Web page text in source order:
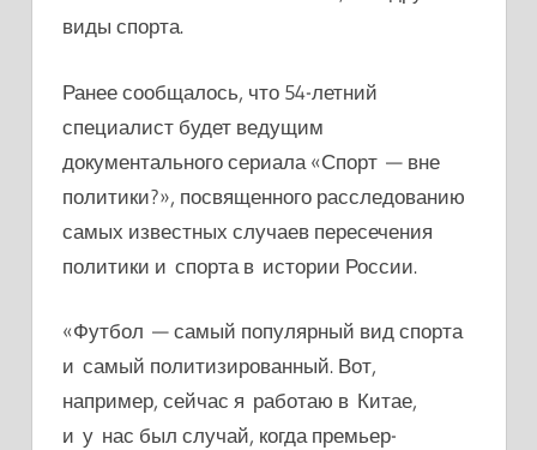
виды спорта.
Ранее сообщалось, что 54-летний
специалист будет ведущим
документального сериала «Спорт — вне
политики?», посвященного расследованию
самых известных случаев пересечения
политики и спорта в истории России.
«Футбол — самый популярный вид спорта
и самый политизированный. Вот,
например, сейчас я работаю в Китае,
и у нас был случай, когда премьер-